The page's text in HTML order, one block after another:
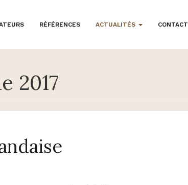
RÉFÉRENCES ACTUALITÉS CONTACT
2017